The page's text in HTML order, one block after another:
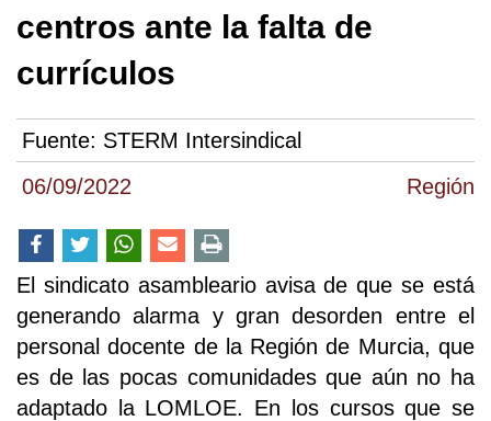
06/09/2022 Región
centros ante la falta de
currículos
Fuente: STERM Intersindical
El sindicato asambleario avisa de que se está
generando alarma y gran desorden entre el
personal docente de la Región de Murcia, que
es de las pocas comunidades que aún no ha
adaptado la LOMLOE. En los cursos que se